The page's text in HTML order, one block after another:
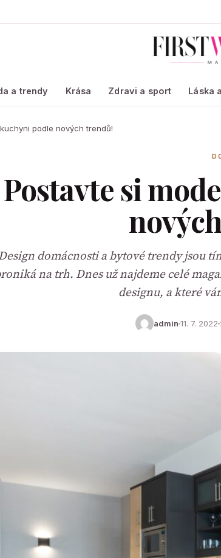
a trendy Krása Zdravi a sport Láska
podle nových trendů!
Postavte si
domácnosti a bytové trendy jsou
na trh. Dnes už najdeme celé
designu, a které
admin 11. 7. 2022